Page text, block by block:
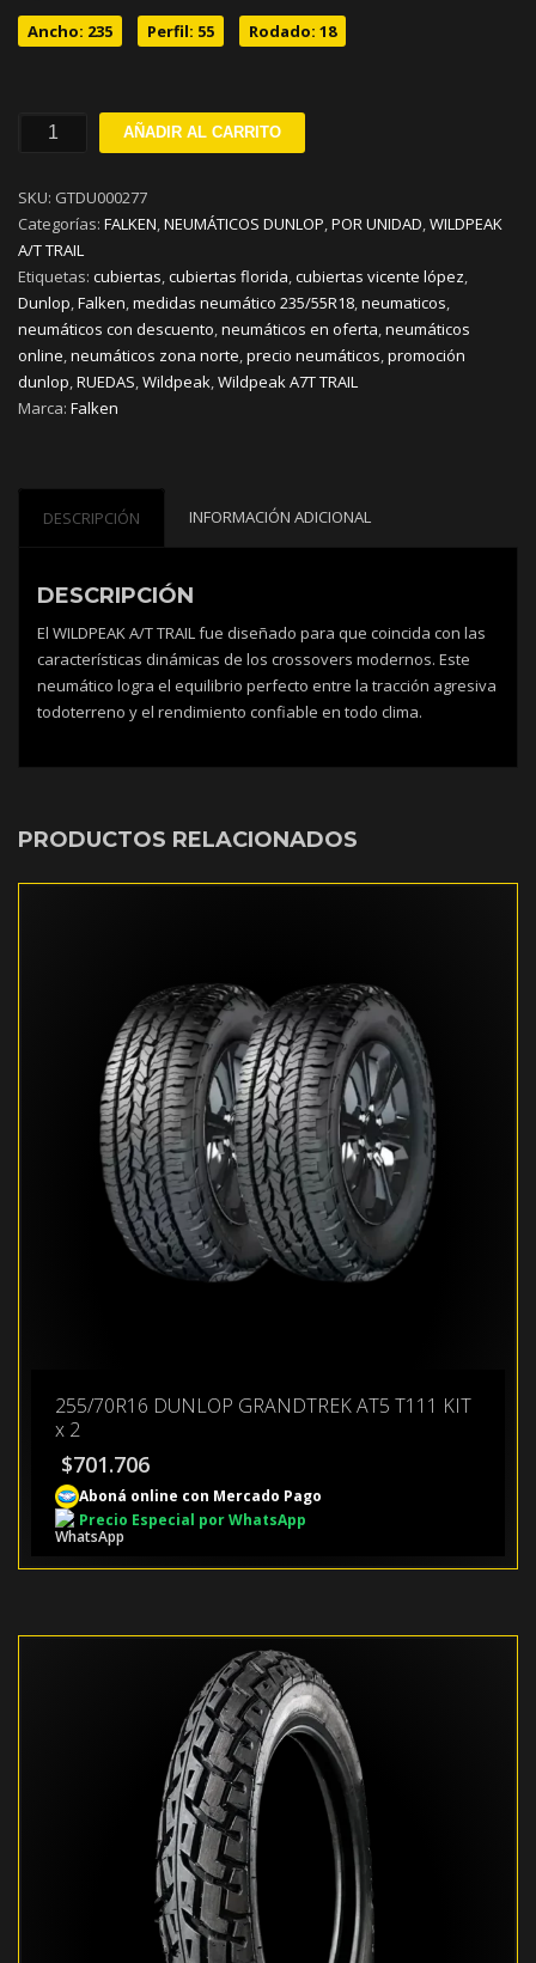
Ancho: 235
Perfil: 55 Rodado: 18
235/55R18
A/T
TRAIL
V100
cantidad
AÑADIR AL CARRITO
SKU: GTDU000277
Categorías: FALKEN,NEUMÁTICOS DUNLOP,POR UNIDAD,WILDPEAK
A/T TRAIL
Etiquetas: cubiertas,cubiertas florida,cubiertas vicente lópez,
Dunlop,Falken,medidas neumático 235/55R18,neumaticos,
neumáticos con descuento,neumáticos en oferta,neumáticos
online,neumáticos zona norte,precio neumáticos,promoción
dunlop,RUEDAS,Wildpeak,Wildpeak A7T TRAIL
Marca: Falken
DESCRIPCIÓN INFORMACIÓN ADICIONAL
DESCRIPCIÓN
El WILDPEAK A/T TRAIL fue diseñado para que coincida con las
características dinámicas de los crossovers modernos. Este
neumático logra el equilibrio perfecto entre la tracción agresiva
todoterreno y el rendimiento confiable en todo clima.
PRODUCTOS RELACIONADOS
255/70R16 DUNLOP GRANDTREK AT5 T111 KIT
x 2
$701.706
Aboná online con Mercado Pago
Precio Especial por WhatsApp